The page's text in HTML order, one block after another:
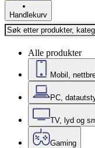
Handlekurv
Alle produkter
Mobil,
PC,
TV, lyd og
Gaming